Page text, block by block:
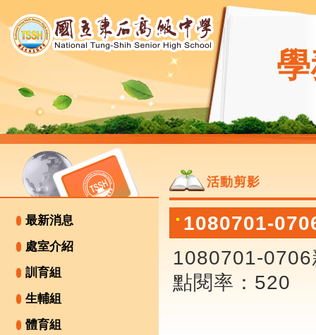
最新消息
處室介紹
訓育組
生輔組
體育組
活動剪影
1080701-
1080701-
點閱率：520